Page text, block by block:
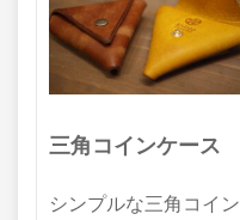
三角コインケース
シンプルな三角コイン